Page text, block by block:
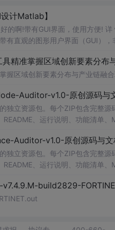
计Matlab】
的啊!带有GUI界面，使用方便!
有直观的图形用户界面（GUI）
精准掌握区域创新要素分布
握区域创新要素分布与产业链融合
Auditor-v1.0-原创源码与
独立资源包。每个ZIP包含完整
、运行说明、功能清单
志或其他受限素材。适合前端开
Auditor-v1.0-原创源码与
独立资源包。每个ZIP包含完整
、运行说明、功能清单
志或其他受限素材。适合前端开
build2829-